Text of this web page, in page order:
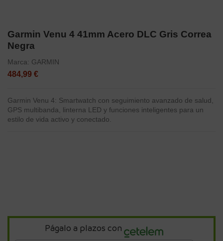
Garmin Venu 4 41mm Acero DLC Gris Correa
Negra
Marca: GARMIN
484,99 €
Garmin Venu 4: Smartwatch con seguimiento avanzado de salud,
GPS multibanda, linterna LED y funciones inteligentes para un
estilo de vida activo y conectado.
Págalo a plazos con